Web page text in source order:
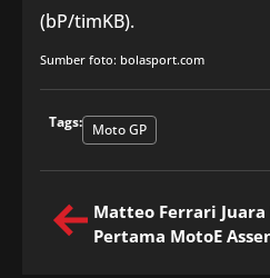
(bP/timKB).
Sumber foto: bolasport.com
Tags: Moto GP
Matteo Ferrari Juara
Pertama MotoE